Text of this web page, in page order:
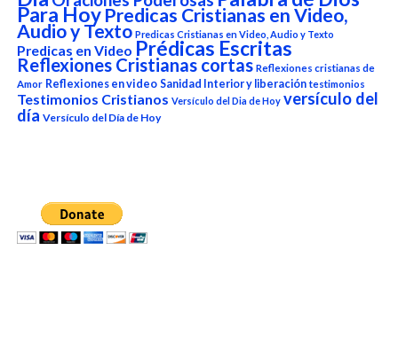
Para Hoy Predicas Cristianas en Video,
Audio y Texto Predicas Cristianas en Video, Audio y Texto
Predicas en Video Prédicas Escritas
Reflexiones Cristianas cortas Reflexiones cristianas de
Amor Reflexiones en video Sanidad Interior y liberación testimonios
Testimonios Cristianos Versículo del Dia de Hoy versículo del
día Versículo del Día de Hoy